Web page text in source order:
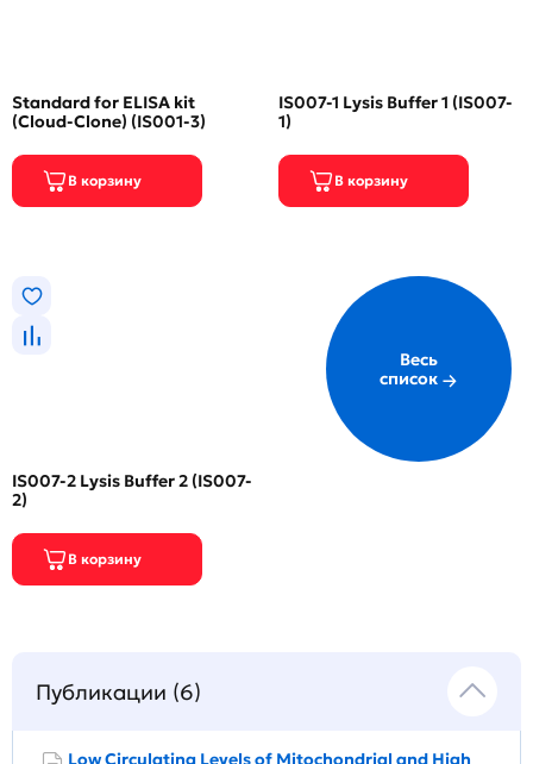
Standard for ELISA kit
(Cloud-Clone) (IS001-3)
IS007-1 Lysis Buffer 1 (IS007-
1)
IS007-2 Lysis Buffer 2 (IS007-
2)
Весь
список
Публикации (6)